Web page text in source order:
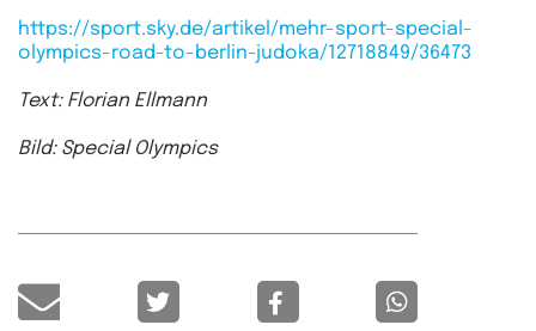
https://sport.sky.de/artikel/mehr-sport-special-
olympics-road-to-berlin-judoka/12718849/36473
Text: Florian Ellmann
Bild: Special Olympics